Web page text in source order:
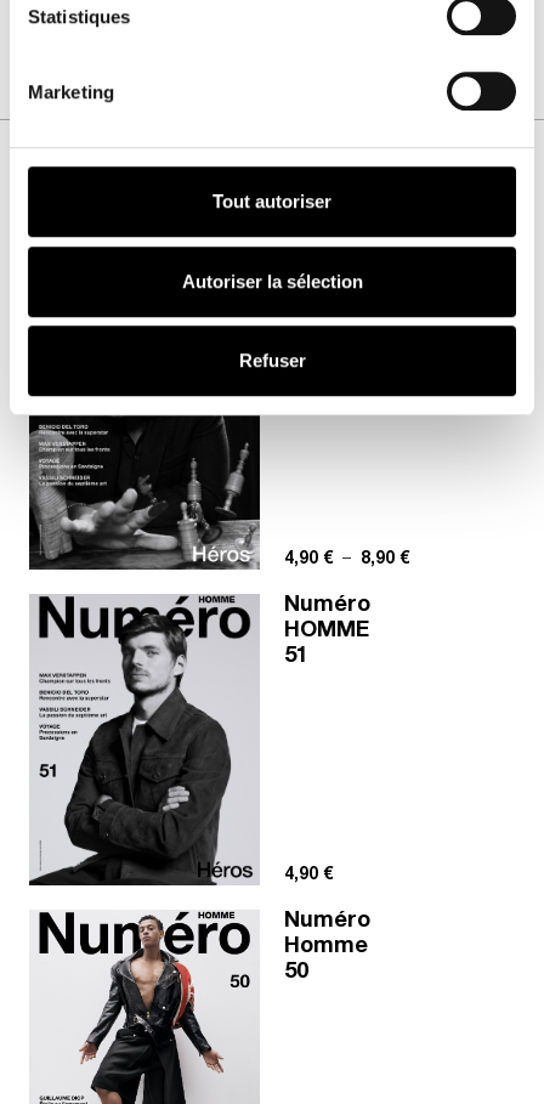
Statistiques
Marketing
Tout autoriser
Autoriser la sélection
Refuser
VOUS AIMEREZ AUSSI
Numéro
HOMME
4,90 € – 8,90 €Plage de prix :
Numéro
HOMME
51
4,90 €
Numéro
Homme
50